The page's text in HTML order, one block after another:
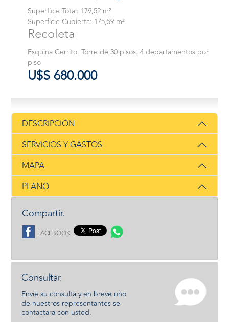
Superficie Total: 179,52 m²
Superficie Cubierta: 175,59 m²
Recoleta
Esquina Cerrito. Torre de 30 pisos. 4 departamentos por
piso
U$S 680.000
DESCRIPCIÓN
SERVICIOS Y GASTOS
MAPA
PLANO
Compartir.
FACEBOOK
Consultar.
Envíe su consulta y en breve uno
de nuestros representantes se
contactara con usted.